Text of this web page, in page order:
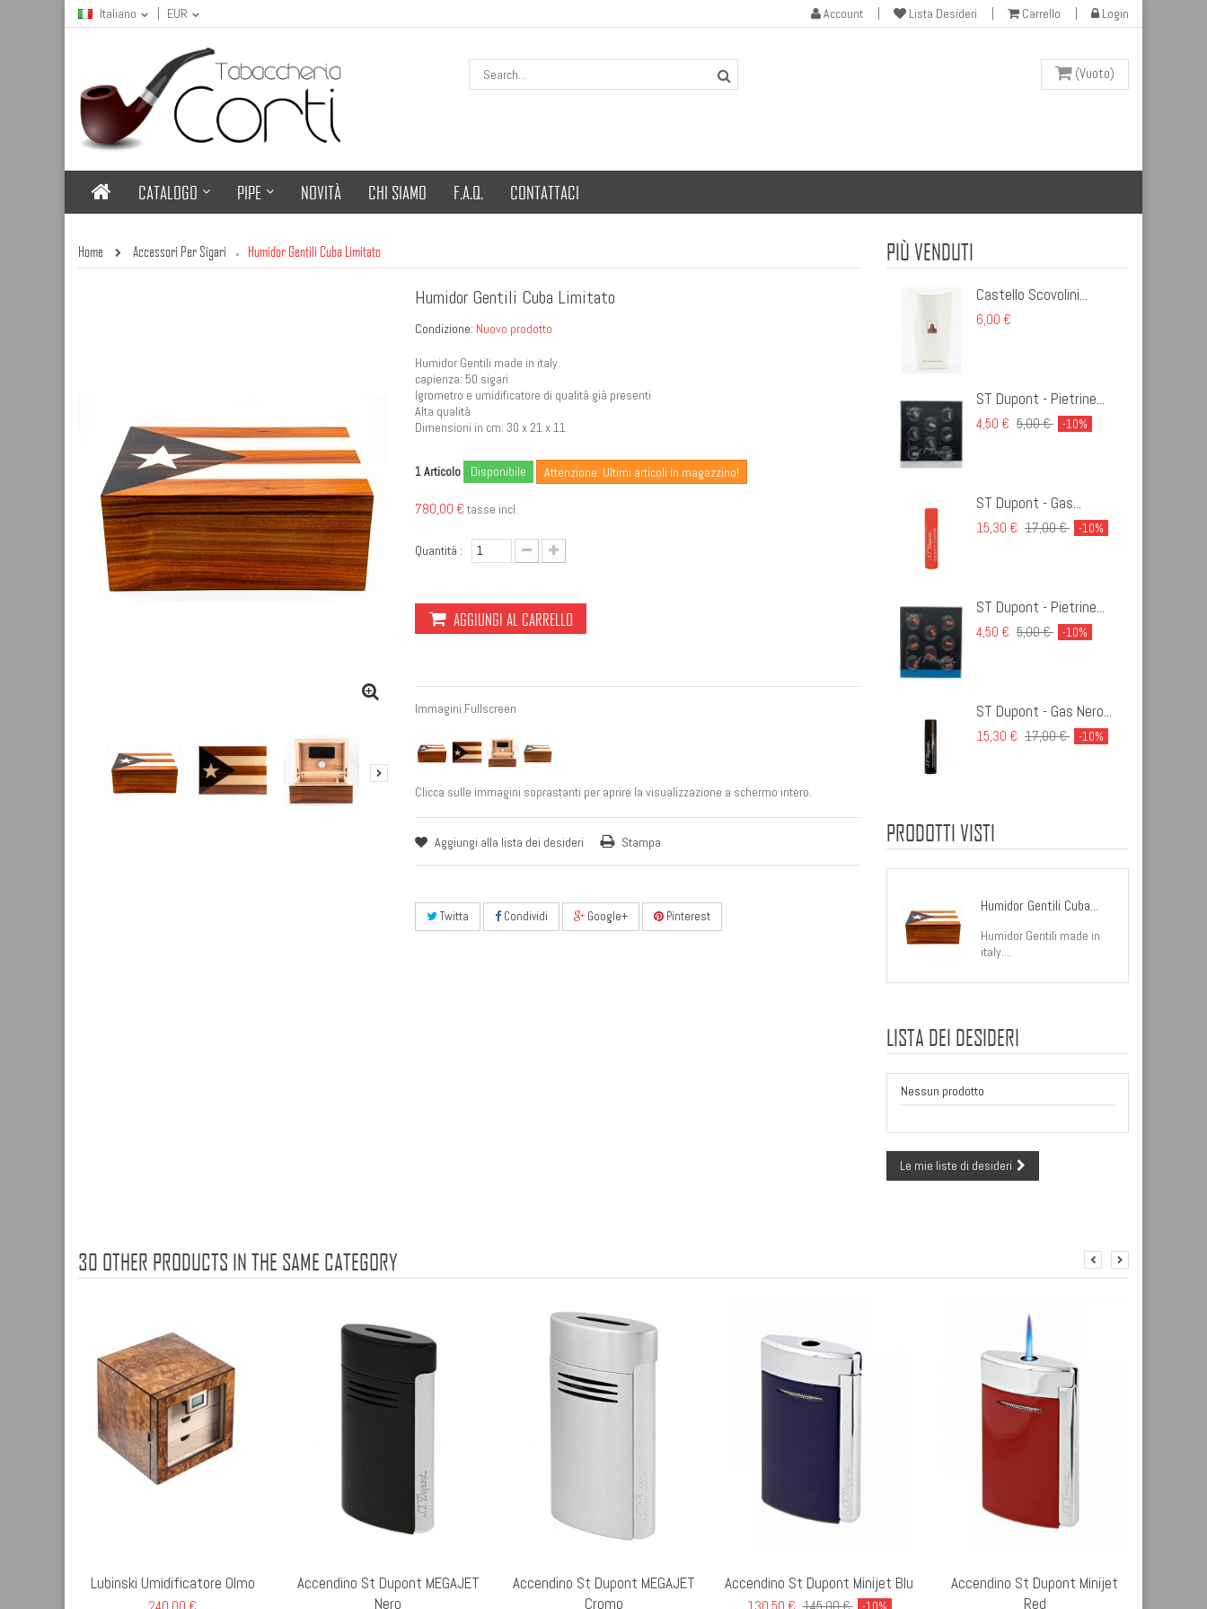
Account Lista Desideri Carrello Login
Italiano EUR
(Vuoto)
CATALOGO PIPE NOVITÀ CHI SIAMO F.A.Q. CONTATTACI
Home Accessori Per Sigari » Humidor Gentili Cuba Limitato
Humidor Gentili Cuba Limitato
Condizione: Nuovo prodotto
Humidor Gentili made in italy.
capienza: 50 sigari
Igrometro e umidificatore di qualità già presenti
Alta qualità
Dimensioni in cm: 30 x 21 x 11
1Articolo Disponibile Attenzione: Ultimi articoli in magazzino!
780,00 € tasse incl.
Quantità :
AGGIUNGI AL CARRELLO
Immagini Fullscreen
Clicca sulle immagini soprastanti per aprire la visualizzazione a schermo intero.
Aggiungi alla lista dei desideri Stampa
Twitta Condividi Google+ Pinterest
PIÙ VENDUTI
Castello Scovolini...
6,00 €
ST Dupont - Pietrine...
4,50 € 5,00 € -10%
ST Dupont - Gas...
15,30 € 17,00 € -10%
ST Dupont - Pietrine...
4,50 € 5,00 € -10%
ST Dupont - Gas Nero...
15,30 € 17,00 € -10%
PRODOTTI VISTI
Humidor Gentili Cuba...
Humidor Gentili made in
italy....
LISTA DEI DESIDERI
Nessun prodotto
Le mie liste di desideri
30 OTHER PRODUCTS IN THE SAME CATEGORY
Lubinski Umidificatore Olmo
Accendino St Dupont MEGAJET
Nero
Accendino St Dupont MEGAJET
Cromo
Accendino St Dupont Minijet Blu
Accendino St Dupont Minijet
Red